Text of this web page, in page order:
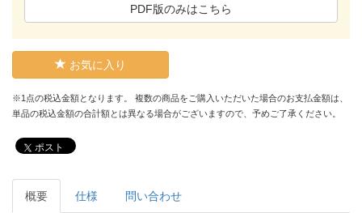
PDF版のみはこちら
お気に入り
※1点の税込金額となります。 複数の商品をご購入いただいた場合のお支払金額は、
単品の税込金額の合計額とは異なる場合がございますので、予めご了承ください。
ポスト
概要 仕様 問い合わせ